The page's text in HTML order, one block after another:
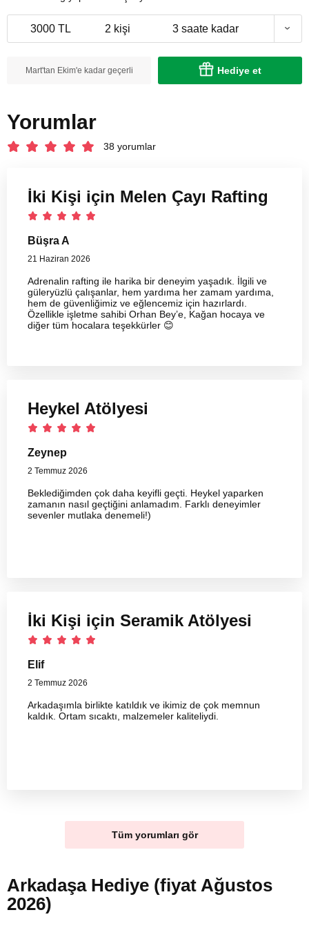
3000 TL 2 kişi 3 saate kadar
Mart'tan Ekim'e kadar geçerli Hediye et
Yorumlar
38 yorumlar
İki Kişi için Melen Çayı Rafting
Büşra A
21 Haziran 2026
Adrenalin rafting ile harika bir deneyim yaşadık. İlgili ve
güleryüzlü çalışanlar, hem yardıma her zamam yardıma,
hem de güvenliğimiz ve eğlencemiz için hazırlardı.
Özellikle işletme sahibi Orhan Bey’e, Kağan hocaya ve
diğer tüm hocalara teşekkürler 😊
Heykel Atölyesi
Zeynep
2 Temmuz 2026
Beklediğimden çok daha keyifli geçti. Heykel yaparken
zamanın nasıl geçtiğini anlamadım. Farklı deneyimler
sevenler mutlaka denemeli!)
İki Kişi için Seramik Atölyesi
Elif
2 Temmuz 2026
Arkadaşımla birlikte katıldık ve ikimiz de çok memnun
kaldık. Ortam sıcaktı, malzemeler kaliteliydi.
Tüm yorumları gör
Arkadaşa Hediye (fiyat Ağustos
2026)